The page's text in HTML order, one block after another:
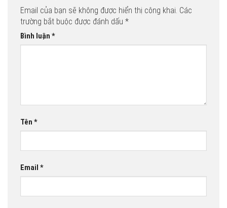
Email của bạn sẽ không được hiển thị công khai. Các
trường bắt buộc được đánh dấu *
Bình luận *
Tên *
Email *